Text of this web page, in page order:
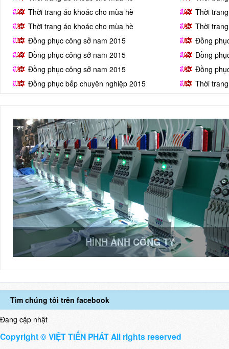
Thời trang áo khoác cho mùa hè
Thời
Thời trang áo khoác cho mùa hè
Thời
Đồng phục công sở nam 2015
Đồng
Đồng phục công sở nam 2015
Đồng
Đồng phục công sở nam 2015
Đồng
Đồng phục bếp chuyên nghiệp 2015
Thời
HÌNH ẢNH CÔNG TY
Tìm chúng tôi trên facebook
Đang cập nhật
Copyright © VIỆT TIẾN PHÁT All rights reserved